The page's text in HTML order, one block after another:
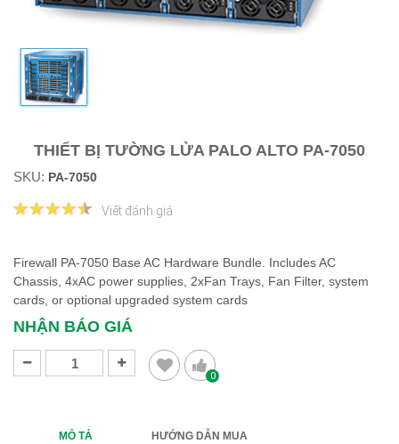
THIẾT BỊ TƯỜNG LỬA PALO ALTO PA-7050
SKU: PA-7050
Viết đánh giá
Firewall​ PA-7050 Base AC Hardware Bundle. Includes AC
Chassis, 4xAC power supplies, 2xFan Trays, Fan Filter, system
cards, or optional upgraded system cards
NHẬN BÁO GIÁ
0
MÔ TẢ
HƯỚNG DẪN MUA